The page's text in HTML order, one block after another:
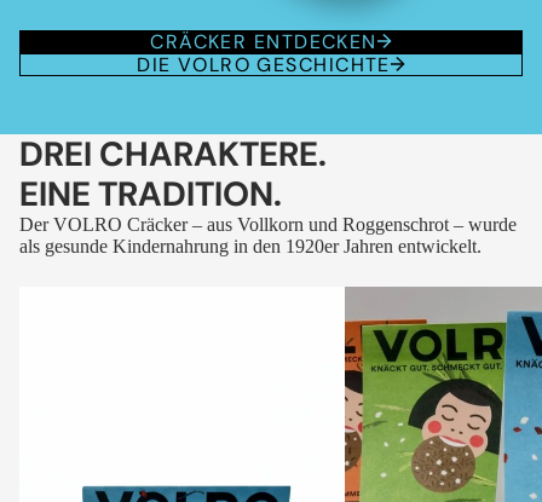
CRÄCKER ENTDECKEN
DIE VOLRO GESCHICHTE
DREI CHARAKTERE.
EINE TRADITION.
Der VOLRO Cräcker – aus Vollkorn und Roggenschrot – wurde
als gesunde Kindernahrung in den 1920er Jahren entwickelt.
-
KÜMMEL